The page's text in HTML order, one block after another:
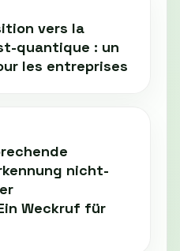
vers la
quantique : un
les entreprises
nicht-
Weckruf für